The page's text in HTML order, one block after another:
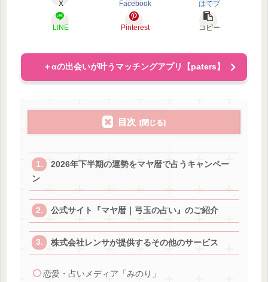
X Facebook はてブ
LINE Pinterest コピー
＋αの出会いが叶うマッチングアプリ【paters】
目次
2026年下半期の運勢をマヤ暦で占うキャンペー
ン
公式サイト『マヤ暦｜弓玉の占い』のご紹介
株式会社レンサが提供するその他のサービス
恋愛・占いメディア「みのり」